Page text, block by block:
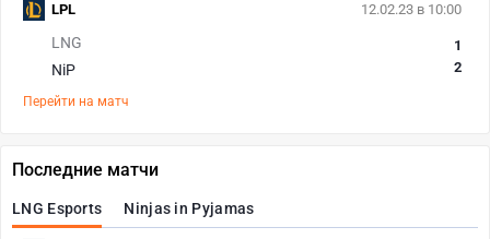
12.02.23 в 10:00
LNG
NiP
1
2
Перейти на матч
LPL
Последние матчи
LNG Esports Ninjas in Pyjamas